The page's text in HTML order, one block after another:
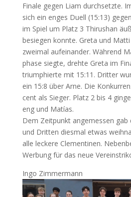
Fina­le gegen Liam durch­setz­te.
sich ein enges Duell (15:13)
im Spiel um Platz 3 Thi­rus­han
besie­gen konn­te. Gre­ta und
zwei­mal auf­ein­an­der. Wäh­rend
pha­se sieg­te, dreh­te Gre­ta im
tri­um­phier­te mit 15:11. Drit­ter
ein 15:8 über Arne. Die
cent als Sie­ger. Platz 2 bis 4
eng und Matí­as.
Dem Zeit­punkt ange­mes­sen gab
und Drit­ten dies­mal etwas
alle lecke­re Cle­men­ti­nen.
Wer­bung für das neue
Ingo Zim­mer­mann